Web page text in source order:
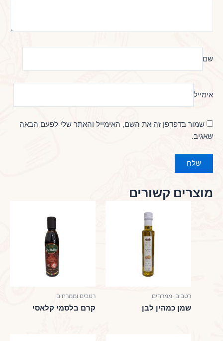
שם
אימייל
שמור בדפדפן זה את השם, האימייל והאתר שלי לפעם הבאה
שאגיב.
מוצרים קשורים
רטבים וממרחים
שמן כמהין לבן
רטבים וממרחים
קרם בלסמי קלאסי